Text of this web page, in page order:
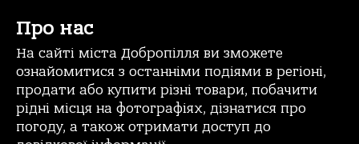
Про нас
На сайті міста Добропілля ви зможете
ознайомитися з останніми подіями в регіоні,
продати або купити різні товари, побачити
рідні місця на фотографіях, дізнатися про
погоду, а також отримати доступ до